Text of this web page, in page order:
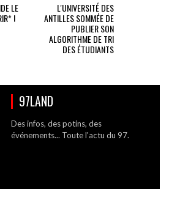
LE
!
L'UNIVERSITÉ DES
ANTILLES SOMMÉE DE
PUBLIER SON
ALGORITHME DE TRI
DES ÉTUDIANTS
97LAND
Des infos, des potins, des
événements... Toute l'actu du 97.